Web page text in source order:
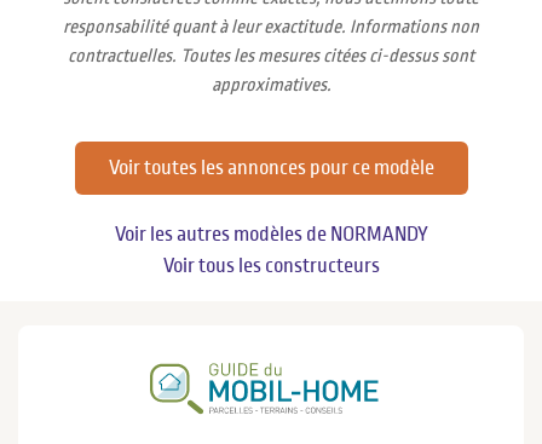
responsabilité quant à leur exactitude. Informations non
contractuelles. Toutes les mesures citées ci-dessus sont
approximatives.
Voir toutes les annonces pour ce modèle
Voir les autres modèles de NORMANDY
Voir tous les constructeurs